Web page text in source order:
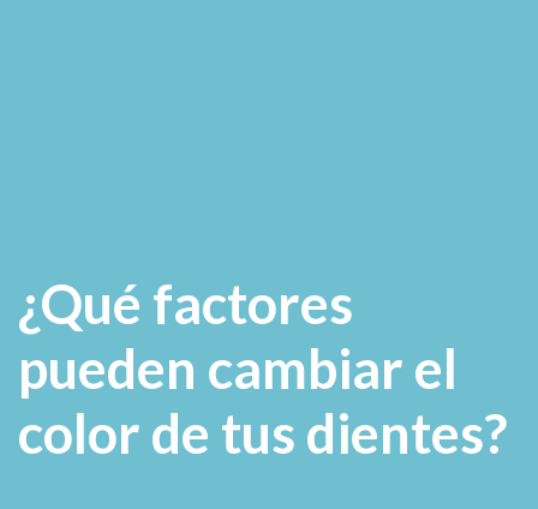
¿Qué factores
pueden cambiar el
color de tus dientes?